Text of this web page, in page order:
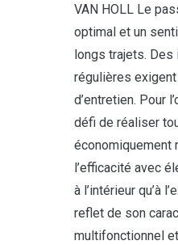
VAN HOLL Le
optimal et un
longs trajets.
régulières
d’entretien. Pour
défi de réaliser
économiquement
l’efficacité avec
à l’intérieur qu’à
reflet de son
multifonctionnel